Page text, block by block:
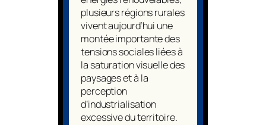
plusieurs régions rurales
vivent aujourd’hui une
montée importante des
tensions sociales liées à
la saturation visuelle des
paysages et à la
perception
d’industrialisation
excessive du territoire.